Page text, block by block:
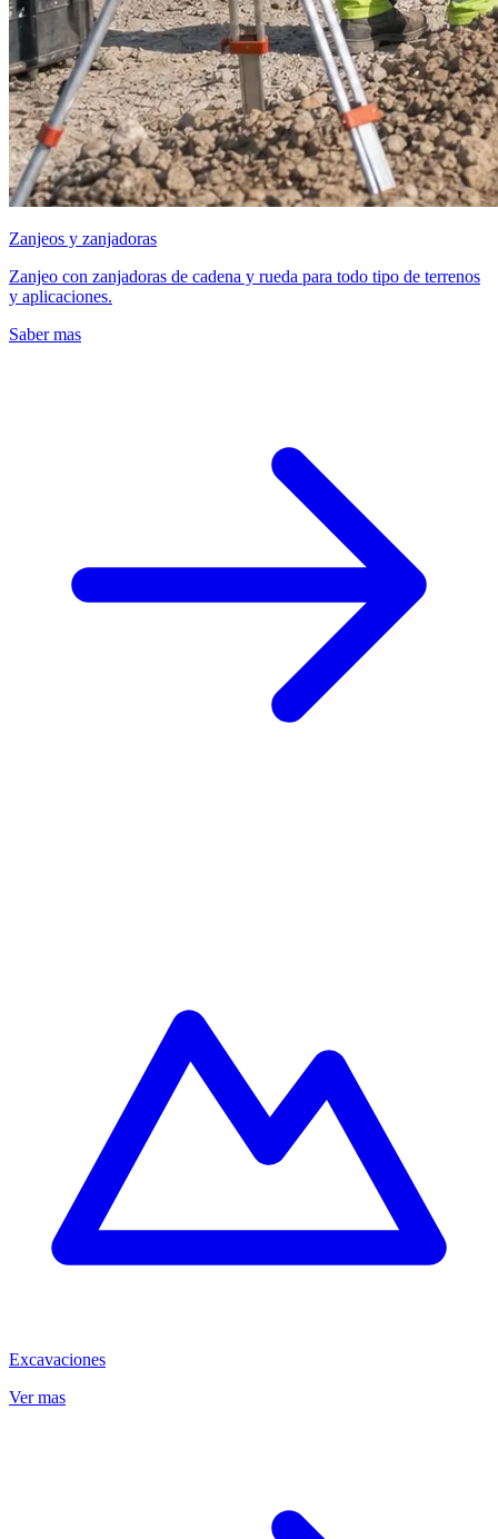
Zanjeos y zanjadoras
Zanjeo con zanjadoras de cadena y rueda para todo tipo de terrenos
y aplicaciones.
Saber mas
Excavaciones
Ver mas